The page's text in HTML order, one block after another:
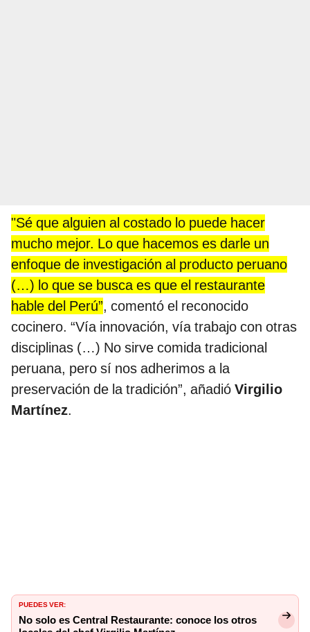
"Sé que alguien al costado lo puede hacer
mucho mejor. Lo que hacemos es darle un
enfoque de investigación al producto peruano
(…) lo que se busca es que el restaurante
hable del Perú”, comentó el reconocido
cocinero. “Vía innovación, vía trabajo con otras
disciplinas (…) No sirve comida tradicional
peruana, pero sí nos adherimos a la
preservación de la tradición”, añadió Virgilio
Martínez.
PUEDES VER:
No solo es Central Restaurante: conoce los otros